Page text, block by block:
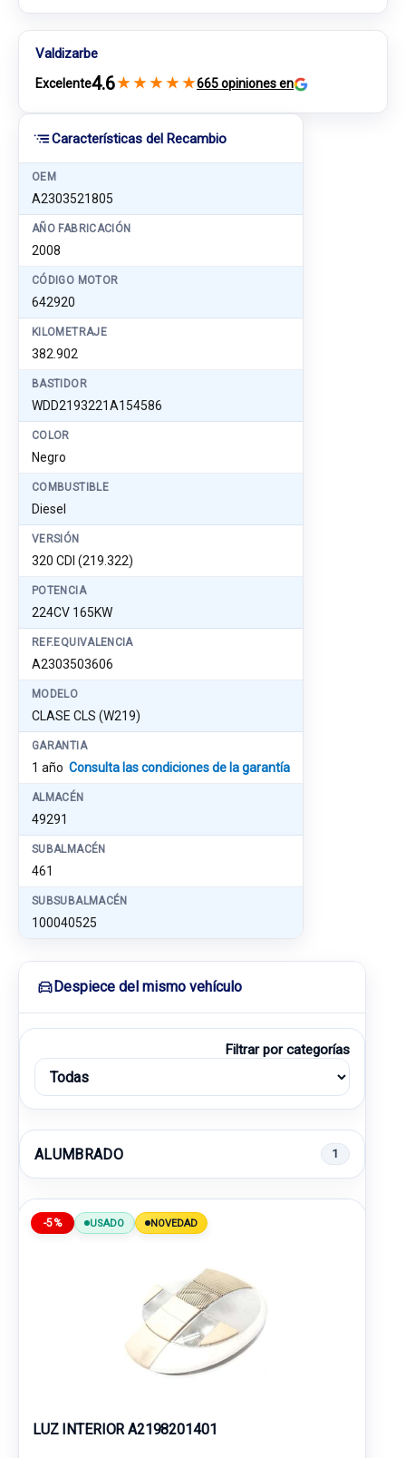
Características del Recambio
OEM
A2303521805
AÑO FABRICACIÓN
2008
CÓDIGO MOTOR
642920
KILOMETRAJE
382.902
BASTIDOR
WDD2193221A154586
COLOR
Negro
COMBUSTIBLE
Diesel
VERSIÓN
320 CDI (219.322)
POTENCIA
224CV 165KW
REF.EQUIVALENCIA
A2303503606
MODELO
CLASE CLS (W219)
GARANTIA
1 año Consulta las condiciones de la garantía
ALMACÉN
49291
SUBALMACÉN
461
SUBSUBALMACÉN
100040525
Valdizarbe
Excelente4.6★ ★ ★ ★ ★665 opiniones en
Despiece del mismo vehículo
Filtrar por categorías
ALUMBRADO 1
-5% USADO NOVEDAD
LUZ INTERIOR A2198201401